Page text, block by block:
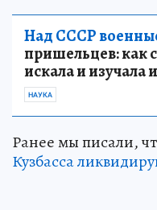
Над СССР
пришельцев: как
искала и изучала
НАУКА
Ранее мы писали,
Кузбасса